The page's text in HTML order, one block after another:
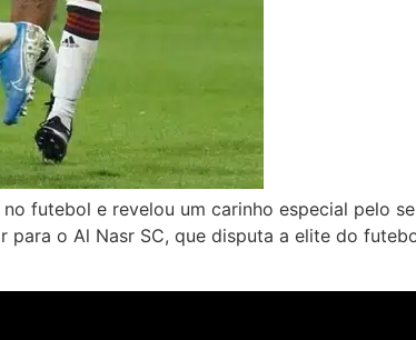
futebol e revelou um carinho especial pelo
o Al Nasr SC, que disputa a elite do